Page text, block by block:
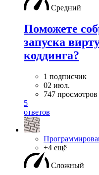
Средний
Поможете
запуска
коддинга?
1 подписчик
02 июл.
747 просмотров
5
ответов
+4 ещё
Сложный